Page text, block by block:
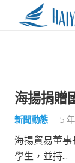
海揚捐贈
新聞動態 5
海揚貿易董
學生，並持...